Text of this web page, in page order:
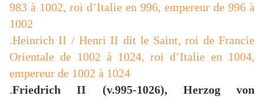
983 à 1002, roi d’Italie en 996, empereur de 996 à
1002
.Heinrich II / Henri II dit le Saint, roi de Francie
Orientale de 1002 à 1024, roi d’Italie en 1004,
empereur de 1002 à 1024
.Friedrich II (v.995-1026), Herzog von